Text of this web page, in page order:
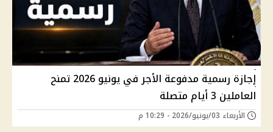
إجازة رسمية مدفوعة الأجر في يونيو 2026 تمنح
العاملين 3 أيام متصلة
الأربعاء 03/يونيو/2026 - 10:29 م